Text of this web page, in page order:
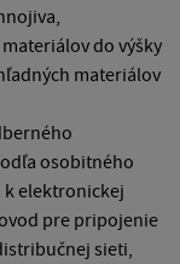
do výšky
materiálov
osobitného
elektronickej
pre pripojenie
sieti,